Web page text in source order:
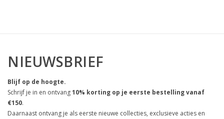
NIEUWSBRIEF
Blijf op de hoogte.
Schrijf je in en ontvang10% korting op je eerste bestelling vanaf
€150.
Daarnaast ontvang je als eerste nieuwe collecties, exclusieve acties en